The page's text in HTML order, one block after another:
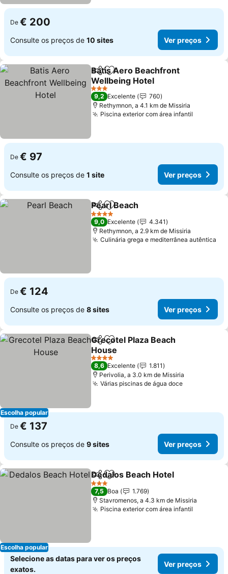
De € 200
Consulte os preços de 10 sites Ver preços
PartilharAdicionar aos favoritos
Batis Aero Beachfront
Wellbeing Hotel
Ver preços
3 Estrelas
9,2 Excelente
760
Rethymnon, a 4.1 km de Missiria
Piscina exterior com área infantil
De € 97
Consulte os preços de 1 site Ver preços
PartilharAdicionar aos favoritos
Pearl Beach
4 Estrelas
9,0 Excelente
4.341
Rethymnon, a 2.9 km de Missiria
Culinária grega e mediterrânea autêntica
De € 124
Consulte os preços de 8 sites Ver preços
Escolha popular
PartilharAdicionar aos favoritos
Grecotel Plaza Beach
House
Ver preços
4 Estrelas
8,6 Excelente
1.811
Perivolia, a 3.0 km de Missiria
Várias piscinas de água doceVer preços
De € 137
Consulte os preços de 9 sites Ver preços
Escolha popular
PartilharAdicionar aos favoritos
Dedalos Beach Hotel
3 Estrelas
7,5 Boa
1.769
Stavromenos, a 4.3 km de Missiria
Piscina exterior com área infantil
Selecione as datas para ver os preços
exatos.
Ver preços